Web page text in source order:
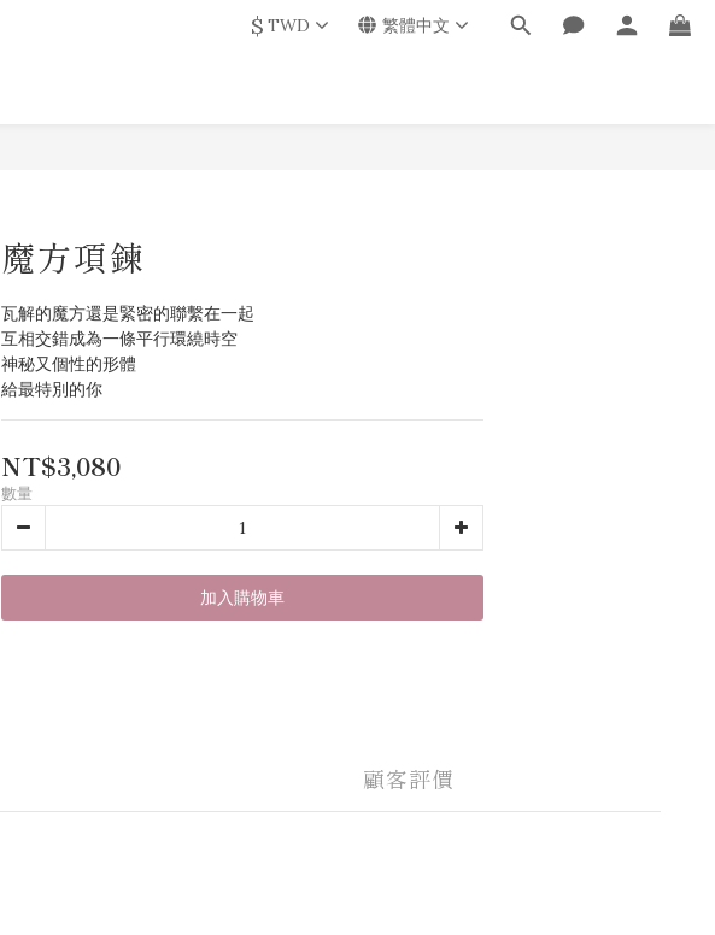
$ TWD 繁體中文
魔方項鍊
瓦解的魔方還是緊密的聯繫在一起
互相交錯成為一條平行環繞時空
神秘又個性的形體
給最特別的你
NT$3,080
數量
加入購物車
顧客評價